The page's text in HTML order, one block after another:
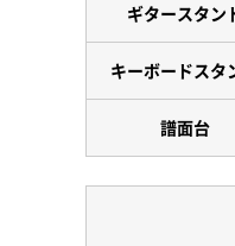
ギタースタン
キーボードスタ
譜面台